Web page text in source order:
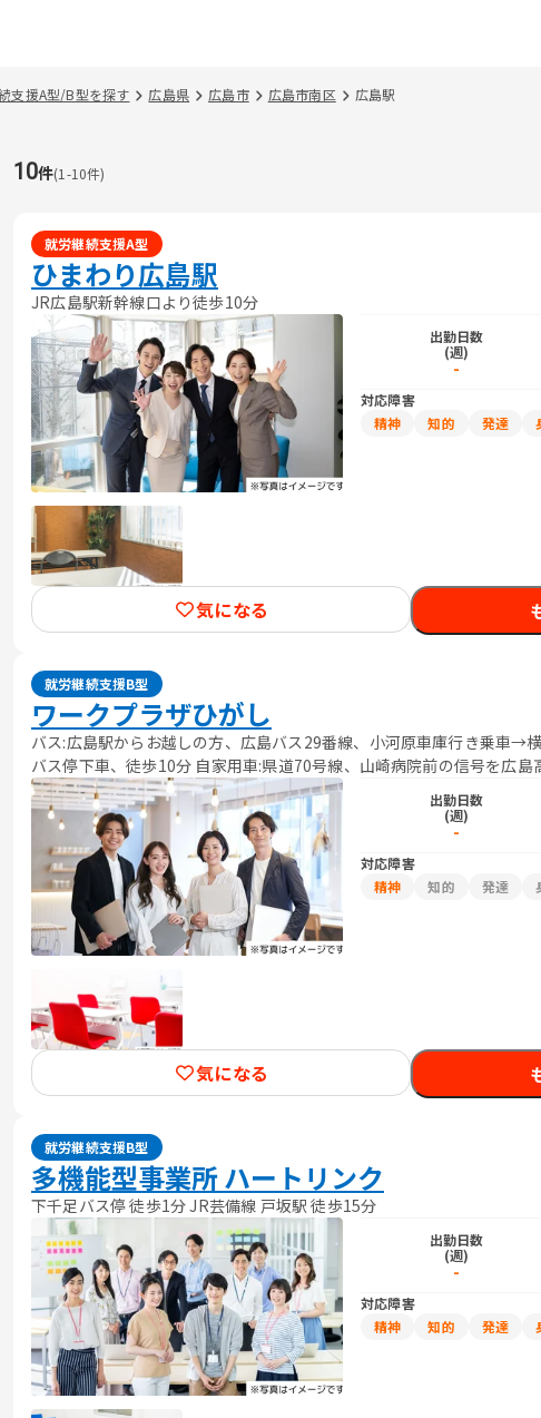
支援A型/B型を探す 広島県 広島市 広島市南区 広島駅
10件(1 -10件)
就労継続支援A型
ひまわり広島駅
JR広島駅新幹線口より徒歩10分
出勤日数
(週)
-
対応障害
精神
知的 発達
気になる
就労継続支援B型
ワークプラザひがし
バス:広島駅からお越しの方、広島バス29番線、小河原車庫行き乗車→
バス停下車、徒歩10分 自家用車:県道70号線、山崎病院前の信号を広
折し直進。広島駅から約20分。
出勤日数
(週)
-
対応障害
精神
知的 発達
気になる
就労継続支援B型
多機能型事業所 ハートリンク
下千足バス停 徒歩1分 JR芸備線 戸坂駅 徒歩15分
出勤日数
(週)
-
対応障害
精神
知的 発達